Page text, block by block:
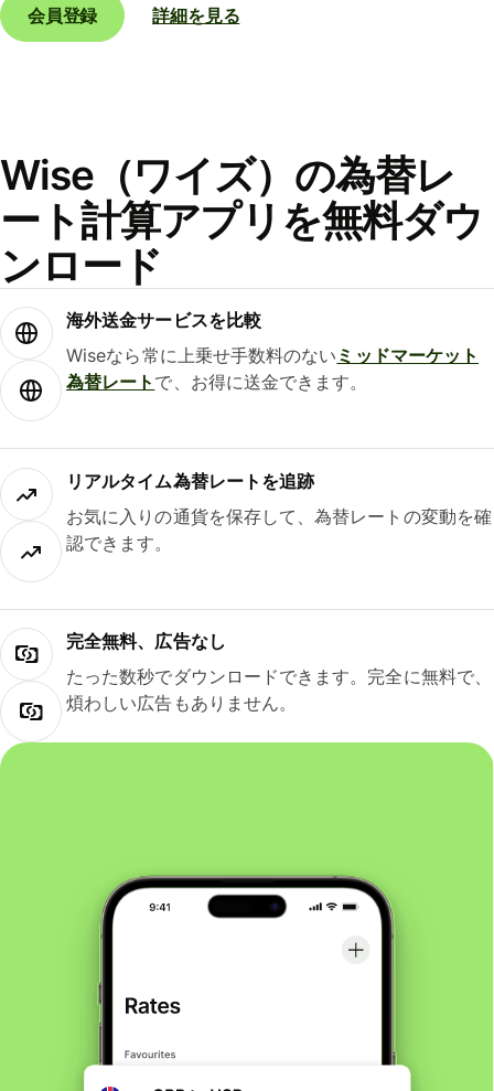
会員登録 詳細を見る
Wise（ワイズ）の為替レ
ート計算アプリを無料ダウ
ンロード
海外送金サービスを比較
Wiseなら常に上乗せ手数料のない ミッドマーケット
為替レート で、お得に送金できます。
リアルタイム為替レートを追跡
お気に入りの通貨を保存して、為替レートの変動を確
認できます。
完全無料、広告なし
たった数秒でダウンロードできます。完全に無料で、
煩わしい広告もありません。